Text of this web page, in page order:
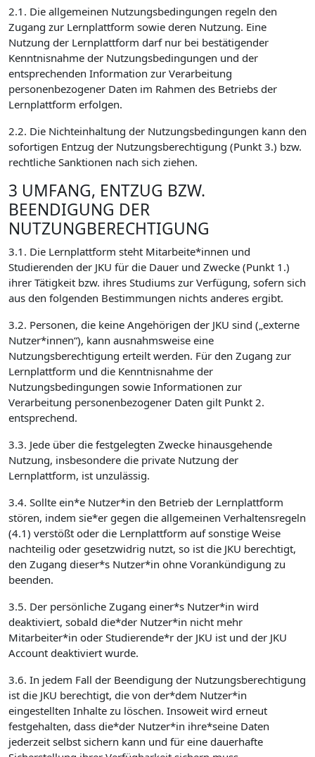
2.1. Die allgemeinen Nutzungsbedingungen regeln den
Zugang zur Lernplattform sowie deren Nutzung. Eine
Nutzung der Lernplattform darf nur bei bestätigender
Kenntnisnahme der Nutzungsbedingungen und der
entsprechenden Information zur Verarbeitung
personenbezogener Daten im Rahmen des Betriebs der
Lernplattform erfolgen.
2.2. Die Nichteinhaltung der Nutzungsbedingungen kann den
sofortigen Entzug der Nutzungsberechtigung (Punkt 3.) bzw.
rechtliche Sanktionen nach sich ziehen.
3 UMFANG, ENTZUG BZW.
BEENDIGUNG DER
NUTZUNGBERECHTIGUNG
3.1. Die Lernplattform steht Mitarbeite*innen und
Studierenden der JKU für die Dauer und Zwecke (Punkt 1.)
ihrer Tätigkeit bzw. ihres Studiums zur Verfügung, sofern sich
aus den folgenden Bestimmungen nichts anderes ergibt.
3.2. Personen, die keine Angehörigen der JKU sind („externe
Nutzer*innen“), kann ausnahmsweise eine
Nutzungsberechtigung erteilt werden. Für den Zugang zur
Lernplattform und die Kenntnisnahme der
Nutzungsbedingungen sowie Informationen zur
Verarbeitung personenbezogener Daten gilt Punkt 2.
entsprechend.
3.3. Jede über die festgelegten Zwecke hinausgehende
Nutzung, insbesondere die private Nutzung der
Lernplattform, ist unzulässig.
3.4. Sollte ein*e Nutzer*in den Betrieb der Lernplattform
stören, indem sie*er gegen die allgemeinen Verhaltensregeln
(4.1) verstößt oder die Lernplattform auf sonstige Weise
nachteilig oder gesetzwidrig nutzt, so ist die JKU berechtigt,
den Zugang dieser*s Nutzer*in ohne Vorankündigung zu
beenden.
3.5. Der persönliche Zugang einer*s Nutzer*in wird
deaktiviert, sobald die*der Nutzer*in nicht mehr
Mitarbeiter*in oder Studierende*r der JKU ist und der JKU
Account deaktiviert wurde.
3.6. In jedem Fall der Beendigung der Nutzungsberechtigung
ist die JKU berechtigt, die von der*dem Nutzer*in
eingestellten Inhalte zu löschen. Insoweit wird erneut
festgehalten, dass die*der Nutzer*in ihre*seine Daten
jederzeit selbst sichern kann und für eine dauerhafte